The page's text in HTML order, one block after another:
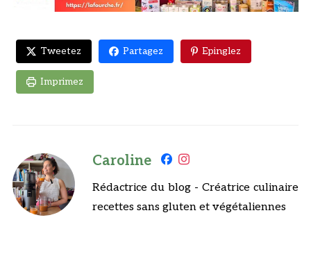
Tweetez Partagez Epinglez
Imprimez
Caroline
Rédactrice du blog - Créatrice culinaire
recettes sans gluten et végétaliennes